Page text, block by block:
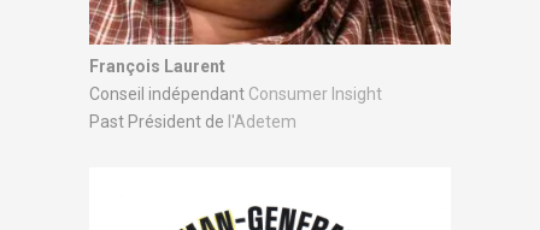
François Laurent
Conseil indépendant Consumer Insight
Past Président de l'Adetem